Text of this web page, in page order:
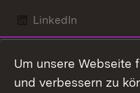
LinkedIn
X / Twitter
Um unsere Webseite
und verbessern zu